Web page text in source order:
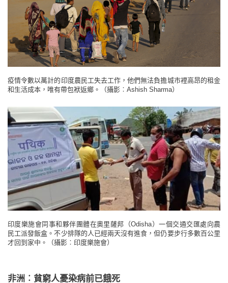
疫情令數以萬計的印度農民工失去工作，他們無法負擔城市裡高昂的租金
和生活成本，唯有帶包袱返鄉。（攝影︰Ashish Sharma）
印度樂施會同事和夥伴團體在奧里薩邦（Odisha）一個交通交匯處向農
民工派發飯盒。不少排隊的人已經兩天沒有進食，但仍要步行多數百公里
才回到家中。（攝影︰印度樂施會）
非洲︰貧窮人憂染病前已餓死